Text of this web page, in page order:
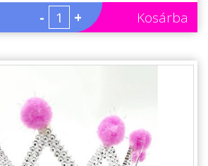
- + Kosárba